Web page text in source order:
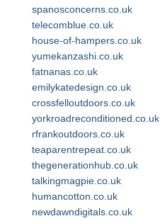
spanosconcerns.co.uk
telecomblue.co.uk
house-of-hampers.co.uk
yumekanzashi.co.uk
fatnanas.co.uk
emilykatedesign.co.uk
crossfelloutdoors.co.uk
yorkroadreconditioned.co.uk
rfrankoutdoors.co.uk
teaparentrepeat.co.uk
thegenerationhub.co.uk
talkingmagpie.co.uk
humancotton.co.uk
newdawndigitals.co.uk